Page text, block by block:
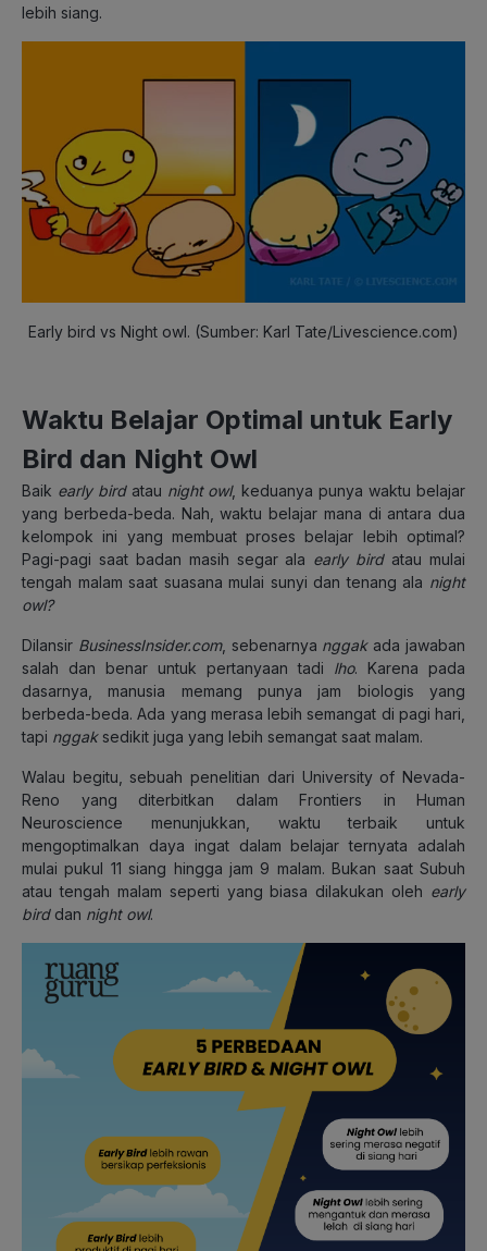
lebih siang.
Early bird vs Night owl. (Sumber: Karl Tate/Livescience.com)
Waktu Belajar Optimal untuk Early
Bird dan Night Owl
Baik early birdatau night owl, keduanya punya waktu belajar
yang berbeda-beda. Nah, waktu belajar mana di antara dua
kelompok ini yang membuat proses belajar lebih optimal?
Pagi-pagi saat badan masih segar ala early birdatau mulai
tengah malam saat suasana mulai sunyi dan tenang ala night
owl?
Dilansir BusinessInsider.com, sebenarnya nggakada jawaban
salah dan benar untuk pertanyaan tadi lho. Karena pada
dasarnya, manusia memang punya jam biologis yang
berbeda-beda. Ada yang merasa lebih semangat di pagi hari,
tapi nggaksedikit juga yang lebih semangat saat malam.
Walau begitu, sebuah penelitian dari University of Nevada-
Reno yang diterbitkan dalam Frontiers in Human
Neuroscience menunjukkan, waktu terbaik untuk
mengoptimalkan daya ingat dalam belajar ternyata adalah
mulai pukul 11 siang hingga jam 9 malam. Bukan saat Subuh
atau tengah malam seperti yang biasa dilakukan oleh early
birddan night owl.